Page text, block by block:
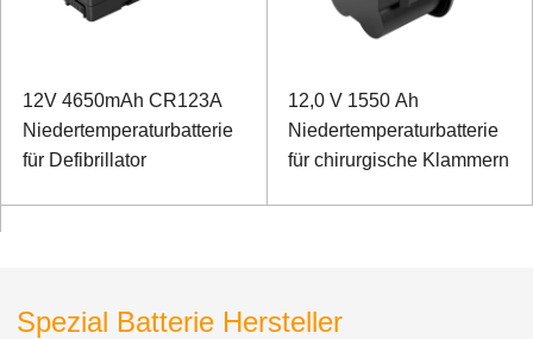
12V 4650mAh CR123A
Niedertemperaturbatterie
für Defibrillator
12,0 V 1550 Ah
Niedertemperaturbatterie
für chirurgische Klammern
Spezial Batterie Hersteller